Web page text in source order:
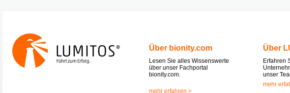
Über bionity.com
Lesen Sie alles Wissenswerte
über unser Fachportal
bionity.com.
mehr erfahren >
Über
Erfahren
unser
mehr